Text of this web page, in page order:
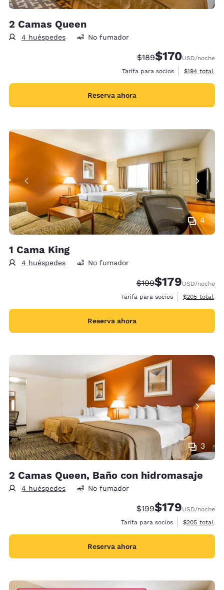
2 Camas Queen
4 huéspedes No fumador
Tarifa tachada:
$189Tarifa reducida:
$170USD/noche
Tarifa para socios
Ver detalles
$194 total
Reserva ahora
4
1 Cama King
4 huéspedes No fumador
Tarifa tachada:
$199Tarifa reducida:
$179USD/noche
Tarifa para socios
Ver detalles
$205 total
Reserva ahora
3
2 Camas Queen, Baño con hidromasaje
4 huéspedes No fumador
Tarifa tachada:
$199Tarifa reducida:
$179USD/noche
Tarifa para socios
Ver detalles
$205 total
Reserva ahora